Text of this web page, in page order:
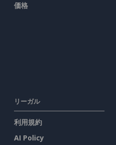
価格
リーガル
利用規約
AI Policy